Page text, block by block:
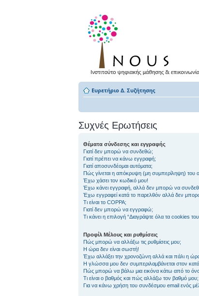
Ευρετήριο Δ. Συζήτησης
Συχνές Ερωτήσεις
Θέματα σύνδεσης και εγγραφής
Γιατί δεν μπορώ να συνδεθώ;
Γιατί πρέπει να κάνω εγγραφή;
Γιατί αποσυνδέομαι αυτόματα;
Πώς γίνεται η απόκρυψη (μη συμπερίληψη) του
Έχω χάσει τον κωδικό μου!
Έχω κάνει εγγραφή, αλλά δεν μπορώ να
Έχω εγγραφεί κατά το παρελθόν αλλά δεν
Τι είναι το COPPA;
Γιατί δεν μπορώ να εγγραφώ;
Τι κάνει η επιλογή “Διαγράψτε όλα τα cookies
Προφίλ Μέλους και ρυθμίσεις
Πώς μπορώ να αλλάξω τις ρυθμίσεις μου;
Η ώρα δεν είναι σωστή!
Έχω αλλάξει την χρονοζώνη αλλά και πάλι η
Η γλώσσα μου δεν συμπεριλαμβάνεται στον
Πώς μπορώ να βάλω μια εικόνα κάτω από το
Τι είναι ο βαθμός και πώς αλλάζω τον βαθμό μου;
Για να κάνω χρήση του συνδέσμου email ενός